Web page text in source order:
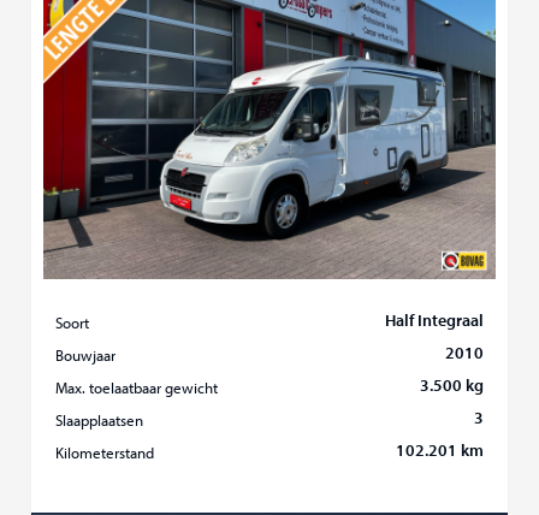
Soort Half Integraal
Bouwjaar 2010
Max. toelaatbaar gewicht 3.500 kg
Slaapplaatsen 3
Kilometerstand 102.201 km